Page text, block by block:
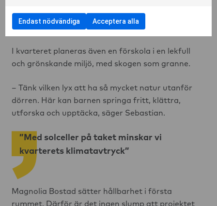
möjligheter till elcykelladdning. Här finns även en
cykelverkstad för den som behöver laga pyspunkan
eller spola av cykeln efter skogsturen.
I kvarteret planeras även en förskola i en lekfull
och grönskande miljö, med skogen som granne.
– Tänk vilken lyx att ha så mycket natur utanför
dörren. Här kan barnen springa fritt, klättra,
utforska och upptäcka, säger Sebastian.
”Med solceller på taket minskar vi
kvarterets klimatavtryck”
Magnolia Bostad sätter hållbarhet i första
rummet. Därför är det ingen slump att projektet
Endast nödvändiga Acceptera alla